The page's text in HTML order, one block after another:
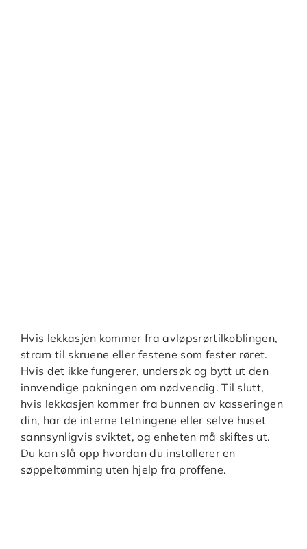
Hvis lekkasjen kommer fra avløpsrørtilkoblingen,
stram til skruene eller festene som fester røret.
Hvis det ikke fungerer, undersøk og bytt ut den
innvendige pakningen om nødvendig. Til slutt,
hvis lekkasjen kommer fra bunnen av kasseringen
din, har de interne tetningene eller selve huset
sannsynligvis sviktet, og enheten må skiftes ut.
Du kan slå opp hvordan du installerer en
søppeltømming uten hjelp fra proffene.